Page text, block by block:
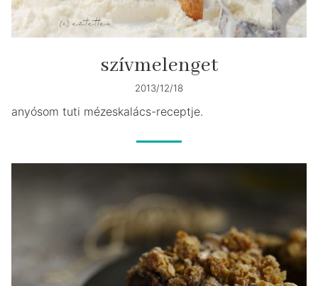
szívmelenget
2013/12/18
anyósom tuti mézeskalács-receptje.